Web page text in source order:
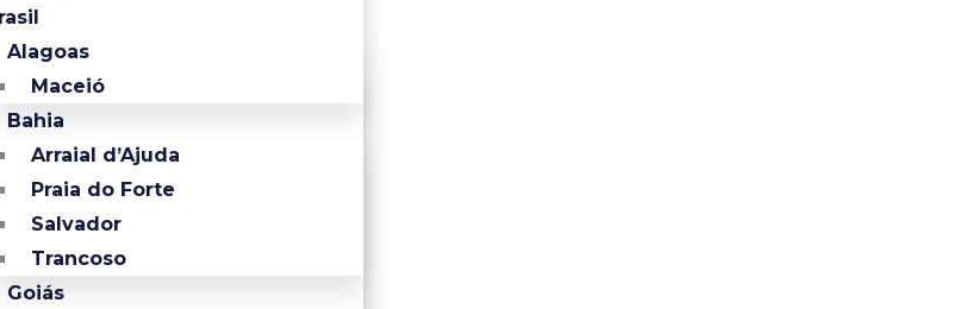
Alagoas
Maceió
Bahia
Arraial d’Ajuda
Praia do Forte
Salvador
Trancoso
Goiás